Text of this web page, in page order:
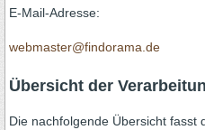
E-Mail-Adresse:
webmaster@findorama.de
Übersicht der
Die nachfolgende Übersicht fasst